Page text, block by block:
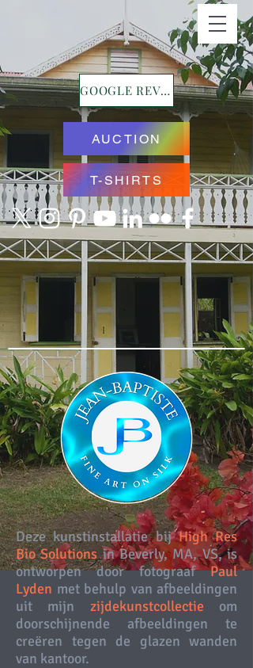
GOOGLE REVIEWS
AUCTION
T-SHIRTS
Deze kunstinstallatie bijHigh Res
Bio Solutionsin Beverly, MA, VS, is
ontworpen door fotograafPaul
Lyden met behulp van afbeeldingen
uit mijn zijdekunstcollectie om
doorschijnende afbeeldingen te
creëren tegen de glazen wanden
van kantoor.